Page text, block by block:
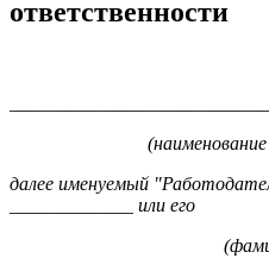
ответственности
(наименование
далее именуемый
_____________ или его
(фамилия, имя,